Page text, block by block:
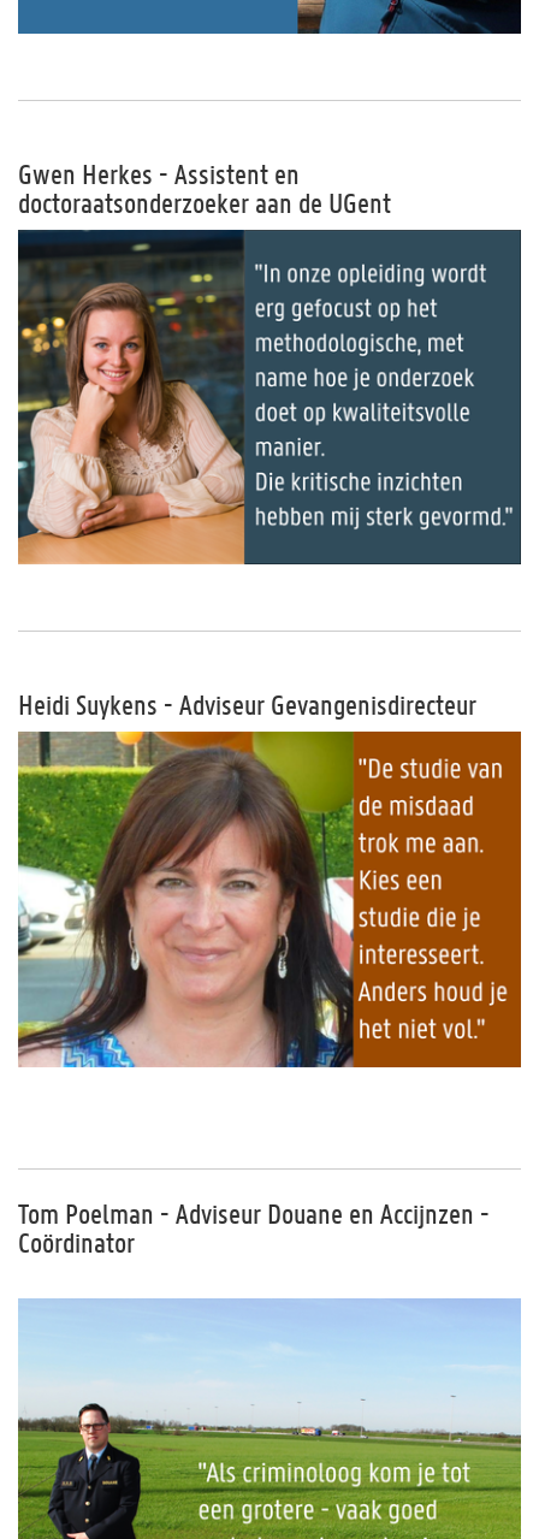
Gwen Herkes - Assistent en
doctoraatsonderzoeker aan de UGent
Heidi Suykens - Adviseur Gevangenisdirecteur
Tom Poelman - Adviseur Douane en Accijnzen -
Coördinator